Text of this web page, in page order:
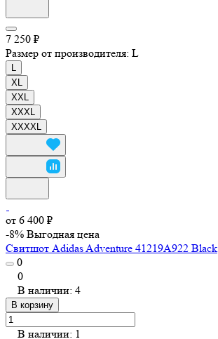
7 250 ₽
Размер от производителя: L
XL
XXL
XXXL
XXXXL
от 6 400 ₽
-8% Выгодная цена
Свитшот Adidas Adventure 41219A922 Black
0
0
В наличии: 4
В корзину
В наличии: 1